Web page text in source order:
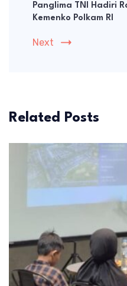
Panglima TNI Hadiri
Kemenko Polkam RI
Next
Related Posts